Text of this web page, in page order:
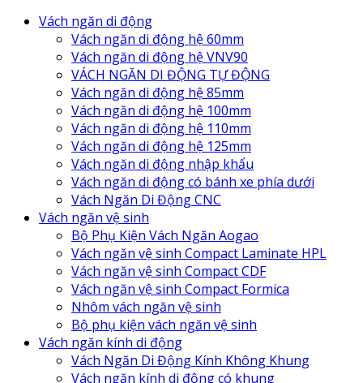
Vách ngăn di động
Vách ngăn di động hệ 60mm
Vách ngăn di động hệ VNV90
VÁCH NGĂN DI ĐỘNG TỰ ĐỘNG
Vách ngăn di động hệ 85mm
Vách ngăn di động hệ 100mm
Vách ngăn di động hệ 110mm
Vách ngăn di động hệ 125mm
Vách ngăn di động nhập khẩu
Vách ngăn di động có bánh xe phía dưới
Vách Ngăn Di Động CNC
Vách ngăn vệ sinh
Bộ Phụ Kiện Vách Ngăn Aogao
Vách ngăn vệ sinh Compact Laminate HPL
Vách ngăn vệ sinh Compact CDF
Vách ngăn vệ sinh Compact Formica
Nhôm vách ngăn vệ sinh
Bộ phụ kiện vách ngăn vệ sinh
Vách ngăn kính di động
Vách Ngăn Di Động Kính Không Khung
Vách ngăn kính di động có khung